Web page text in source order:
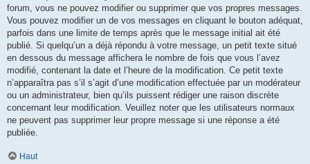
forum, vous ne pouvez modifier ou supprimer que vos propres messages.
Vous pouvez modifier un de vos messages en cliquant le bouton adéquat,
parfois dans une limite de temps après que le message initial ait été
publié. Si quelqu’un a déjà répondu à votre message, un petit texte situé
en dessous du message affichera le nombre de fois que vous l’avez
modifié, contenant la date et l’heure de la modification. Ce petit texte
n’apparaîtra pas s’il s’agit d’une modification effectuée par un modérateur
ou un administrateur, bien qu’ils puissent rédiger une raison discrète
concernant leur modification. Veuillez noter que les utilisateurs normaux
ne peuvent pas supprimer leur propre message si une réponse a été
publiée.
Haut